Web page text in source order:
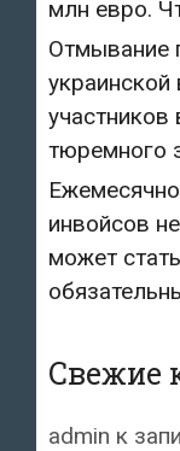
млн евро.
Отмывание
участников
тюремного
инвойсов
может
Свежие
admin к